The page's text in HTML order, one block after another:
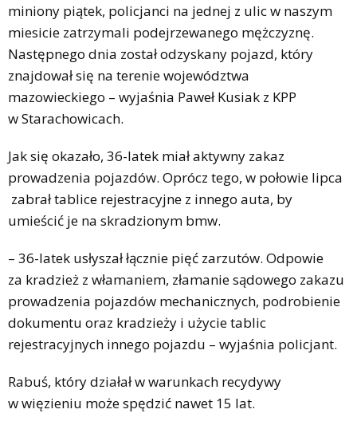
miniony piątek, policjanci na jednej z ulic w naszym
miesicie zatrzymali podejrzewanego mężczyznę.
Następnego dnia został odzyskany pojazd, który
znajdował się na terenie województwa
mazowieckiego – wyjaśnia Paweł Kusiak z KPP
w Starachowicach.
Jak się okazało, 36-latek miał aktywny zakaz
prowadzenia pojazdów. Oprócz tego, w połowie lipca
zabrał tablice rejestracyjne z innego auta, by
umieścić je na skradzionym bmw.
– 36-latek usłyszał łącznie pięć zarzutów. Odpowie
za kradzież z włamaniem, złamanie sądowego zakazu
prowadzenia pojazdów mechanicznych, podrobienie
dokumentu oraz kradzieży i użycie tablic
rejestracyjnych innego pojazdu – wyjaśnia policjant.
Rabuś, który działał w warunkach recydywy
w więzieniu może spędzić nawet 15 lat.